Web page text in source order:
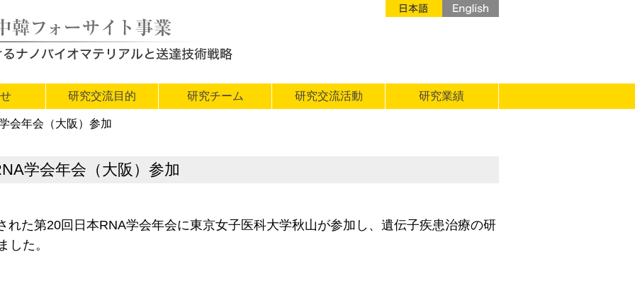
会年会（大阪）参加
学会年会（大阪）参加
れた第20回日本RNA学会年会に東京女子医科大学秋山が参加し、遺伝子疾患治療の研
した。
研究交流目的 研究チーム 研究交流活動 研究業績